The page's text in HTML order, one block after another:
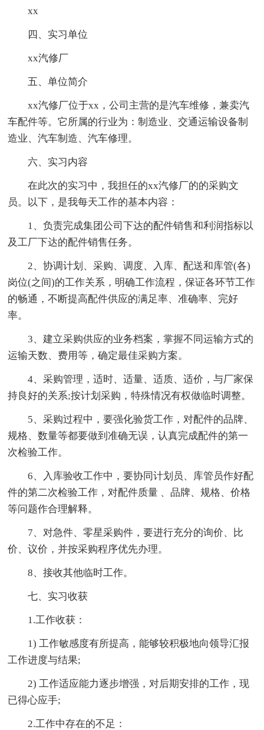
xx
四、实习单位
xx汽修厂
五、单位简介
xx汽修厂位于xx，公司主营的是汽车维修，兼卖汽
车配件等。它所属的行业为：制造业、交通运输设备制
造业、汽车制造、汽车修理。
六、实习内容
在此次的实习中，我担任的xx汽修厂的的采购文
员。以下，是我每天工作的基本内容：
1、负责完成集团公司下达的配件销售和利润指标以
及工厂下达的配件销售任务。
2、协调计划、采购、调度、入库、配送和库管(各)
岗位(之间)的工作关系，明确工作流程，保证各环节工作
的畅通，不断提高配件供应的满足率、准确率、完好
率。
3、建立采购供应的业务档案，掌握不同运输方式的
运输天数、费用等，确定最佳采购方案。
4、采购管理，适时、适量、适质、适价，与厂家保
持良好的关系;按计划采购，特殊情况有权做临时调整。
5、采购过程中，要强化验货工作，对配件的品牌、
规格、数量等都要做到准确无误，认真完成配件的第一
次检验工作。
6、入库验收工作中，要协同计划员、库管员作好配
件的第二次检验工作，对配件质量 、品牌、规格、价格
等问题作合理解释。
7、对急件、零星采购件，要进行充分的询价、比
价、议价，并按采购程序优先办理。
8、接收其他临时工作。
七、实习收获
1.工作收获：
1) 工作敏感度有所提高，能够较积极地向领导汇报
工作进度与结果;
2) 工作适应能力逐步增强，对后期安排的工作，现
已得心应手;
2.工作中存在的不足：